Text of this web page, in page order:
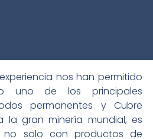
nos han permitido
uno de los principales
permanentes y Cubre
la gran minería mundial, es
no solo con productos de